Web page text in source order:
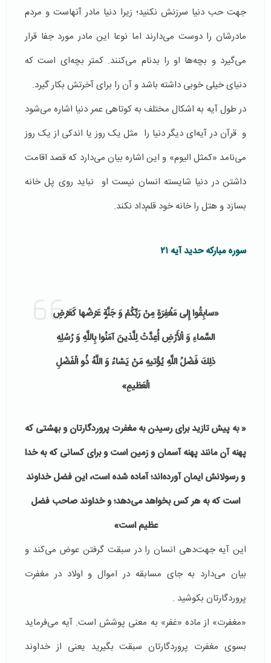
جهت حب دنیا سرزنش نکنید؛ زیرا دنیا مادر آنهاست و مردم
مادرشان را دوست می‌دارند اما نوعا این مادر مورد جفا قرار
می‌گیرد و بچه‌ها او را بدنام می‌کنند. کمتر بچه‌ای است که
دنیای خیلی خوبی داشته باشد و آن را برای آخرتش بکار گیرد.
در طول آیه به اشکال مختلف به کوتاهی عمر دنیا اشاره می‌شود
و قرآن در آیه‌ای دیگر دنیا را مثل یک روز یا اندکی از یک روز
می‌نامد «کمثل الیوم» و این اشاره بیان می‌دارد که قصد اقامت
داشتن در دنیا شایسته انسان نیست او نباید روی پل خانه
بسازد و هتل را خانه خود قلم‌داد نکند.
سوره مبارکه حدید آیه ۲۱
«سابِقُواإِلى مَغْفِرَةٍ مِنْ رَبِّكُمْ وَجَنَّةٍ عَرْضُها كَعَرْضِ
السَّماءِ وَالْأَرْضِ أُعِدَّتْ لِلَّذينَ آمَنُوابِاللَّهِ وَرُسُلِهِ
ذلِكَفَضْلُ اللَّهِ يُؤْتيهِ مَنْ يَشاءُ وَاللَّهُ ذُوالْفَضْلِ
الْعَظيمِ»
«به پيش تازيدبراى رسيدن به مغفرت پروردگارتان وبهشتى كه
پهنه آن مانندپهنه آسمان وزمين است وبراى كسانى كه به خدا
ورسولانش ايمان آورده‌اند؛آماده شده است، اين فضل خداوند
است كه به هركس بخواهدمى‌دهد؛وخداوندصاحب فضل
عظيم است»
این آیه جهت‌دهی انسان را در سبقت گرفتن عوض می‌کند و
بیان می‌دارد به جای مسابقه در اموال و اولاد در مغفرت
پروردگارتان بکوشید .
«مغفرت» از ماده «غفر» به معنی پوشش است. آیه می‌فرماید
بسوی مغفرت پروردگارتان سبقت بگیرید یعنی از خداوند